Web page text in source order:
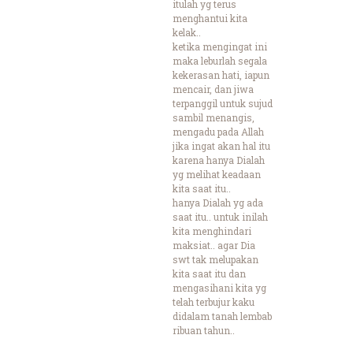
itulah yg terus
menghantui kita
kelak..
ketika mengingat ini
maka leburlah segala
kekerasan hati, iapun
mencair, dan jiwa
terpanggil untuk sujud
sambil menangis,
mengadu pada Allah
jika ingat akan hal itu
karena hanya Dialah
yg melihat keadaan
kita saat itu..
hanya Dialah yg ada
saat itu.. untuk inilah
kita menghindari
maksiat.. agar Dia
swt tak melupakan
kita saat itu dan
mengasihani kita yg
telah terbujur kaku
didalam tanah lembab
ribuan tahun..